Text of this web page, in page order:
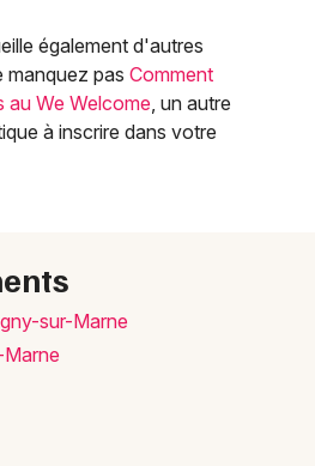
également d'autres
manquez pas Comment
au We Welcome, un autre
à inscrire dans votre
sur-Marne